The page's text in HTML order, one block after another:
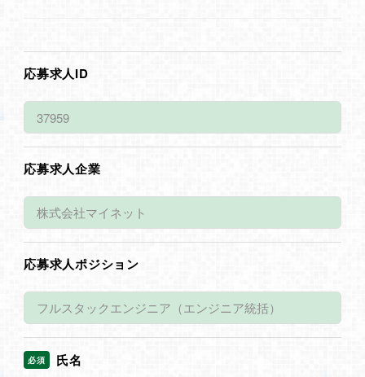
応募求人ID
応募求人企業
応募求人ポジション
必須 氏名